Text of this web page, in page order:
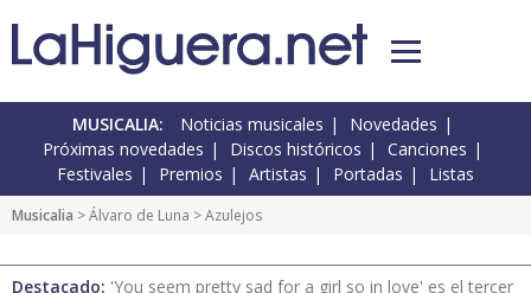
MUSICALIA: Noticias musicales
Novedades
Próximas novedades
Discos históricos
Canciones
Festivales
Premios Artistas Portadas Listas
Musicalia >Álvaro de Luna > Azulejos
Destacado: 'You seem pretty sad for a girl so in love' es el tercer